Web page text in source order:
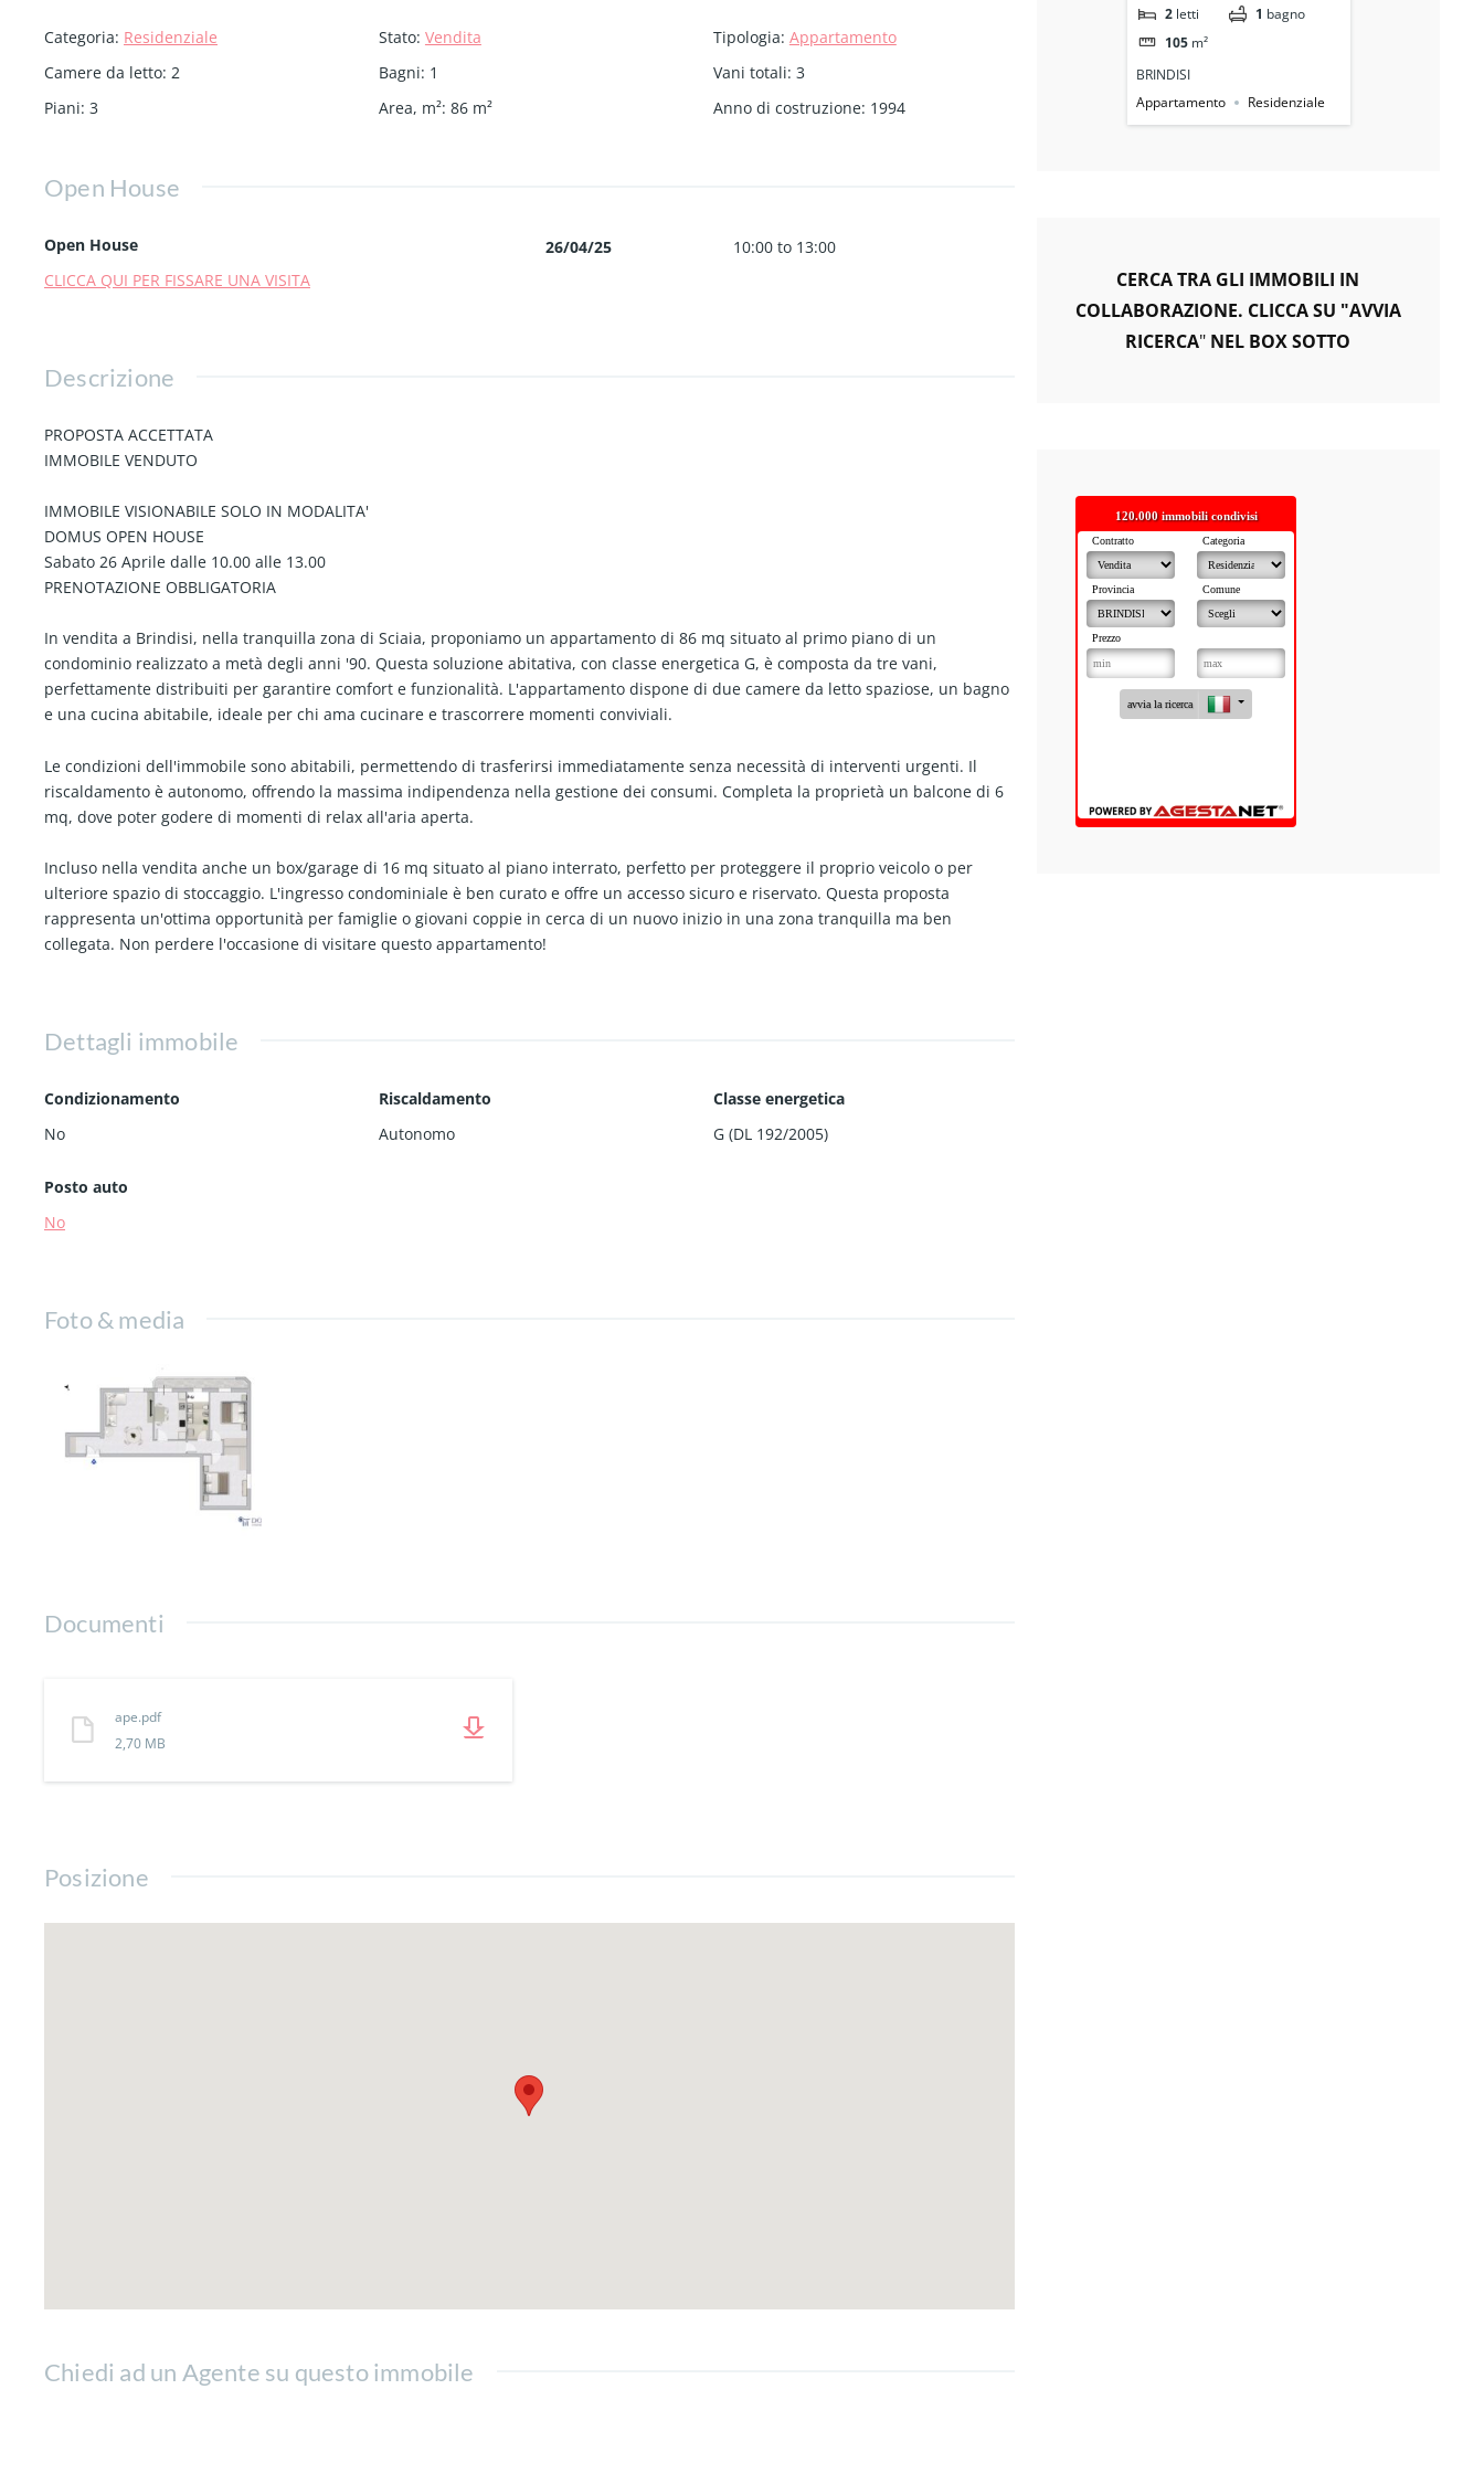
Categoria: Residenziale Stato: Vendita Tipologia: Appartamento
Camere da letto: 2 Bagni: 1 Vani totali: 3
Piani: 3 Area, m²: 86 m² Anno di costruzione: 1994
Open House
Open House
CLICCA QUI PER FISSARE UNA VISITA
26/04/25 10:00 to 13:00
Descrizione
PROPOSTA ACCETTATA
IMMOBILE VENDUTO
IMMOBILE VISIONABILE SOLO IN MODALITA'
DOMUS OPEN HOUSE
Sabato 26 Aprile dalle 10.00 alle 13.00
PRENOTAZIONE OBBLIGATORIA
In vendita a Brindisi, nella tranquilla zona di Sciaia, proponiamo un appartamento di 86 mq situato al primo piano di un
condominio realizzato a metà degli anni '90. Questa soluzione abitativa, con classe energetica G, è composta da tre vani,
perfettamente distribuiti per garantire comfort e funzionalità. L'appartamento dispone di due camere da letto spaziose, un bagno
e una cucina abitabile, ideale per chi ama cucinare e trascorrere momenti conviviali.
Le condizioni dell'immobile sono abitabili, permettendo di trasferirsi immediatamente senza necessità di interventi urgenti. Il
riscaldamento è autonomo, offrendo la massima indipendenza nella gestione dei consumi. Completa la proprietà un balcone di 6
mq, dove poter godere di momenti di relax all'aria aperta.
Incluso nella vendita anche un box/garage di 16 mq situato al piano interrato, perfetto per proteggere il proprio veicolo o per
ulteriore spazio di stoccaggio. L'ingresso condominiale è ben curato e offre un accesso sicuro e riservato. Questa proposta
rappresenta un'ottima opportunità per famiglie o giovani coppie in cerca di un nuovo inizio in una zona tranquilla ma ben
collegata. Non perdere l'occasione di visitare questo appartamento!
Dettagli immobile
Condizionamento
No
Riscaldamento
Autonomo
Classe energetica
G (DL 192/2005)
Posto auto
No
Foto & media
Documenti
ape.pdf
2,70 MB
Posizione
Chiedi ad un Agente su questo immobile
Nuova costruzione
Appartamento
Posto Auto e Cantina
2 letti 1 bagno
105 m²
BRINDISI
Appartamento
Residenziale
CERCA TRA GLI IMMOBILI IN
COLLABORAZIONE. CLICCA SU "AVVIA
RICERCA" NEL BOX SOTTO